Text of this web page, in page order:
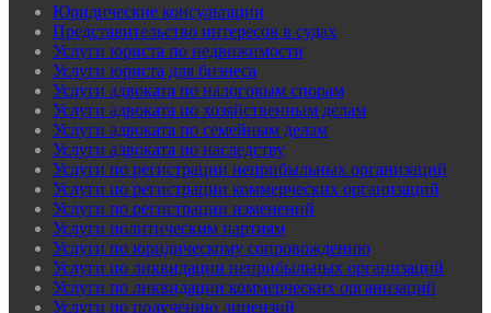
Юридические консультации
Представительство интересов в судах
Услуги юриста по недвижимости
Услуги юриста для бизнеса
Услуги адвоката по налоговым спорам
Услуги адвоката по хозяйственным делам
Услуги адвоката по семейным делам
Услуги адвоката по наследству
Услуги по регистрации неприбыльных организаций
Услуги по регистрации коммерческих организаций
Услуги по регистрации изменений
Услуги политическим партиям
Услуги по юридическому сопровождению
Услуги по ликвидации неприбыльных организаций
Услуги по ликвидации коммерческих организаций
Услуги по получению лицензий